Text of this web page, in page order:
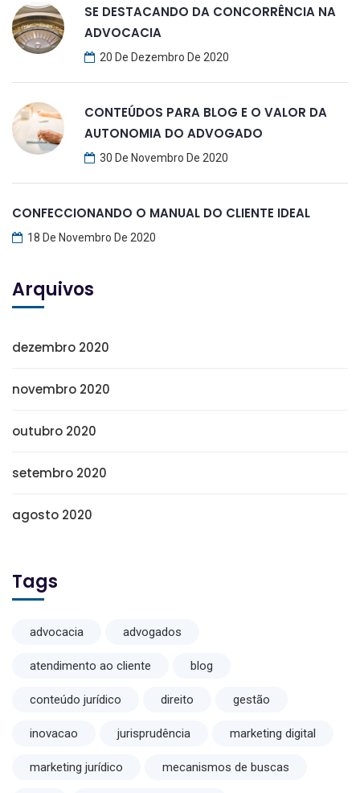
SE DESTACANDO DA CONCORRÊNCIA NA
ADVOCACIA
20 De Dezembro De 2020
CONTEÚDOS PARA BLOG E O VALOR DA
AUTONOMIA DO ADVOGADO
30 De Novembro De 2020
CONFECCIONANDO O MANUAL DO CLIENTE IDEAL
18 De Novembro De 2020
Arquivos
dezembro 2020
novembro 2020
outubro 2020
setembro 2020
agosto 2020
Tags
advocacia advogados
atendimento ao cliente blog
conteúdo jurídico direito gestão
inovacao jurisprudência marketing digital
marketing jurídico mecanismos de buscas